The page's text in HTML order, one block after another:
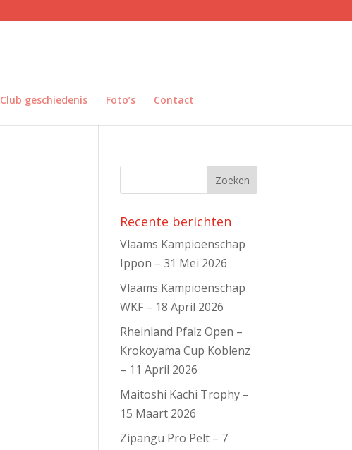
Club geschiedenis Foto’s Contact
Recente berichten
Vlaams Kampioenschap
Ippon – 31 Mei 2026
Vlaams Kampioenschap
WKF – 18 April 2026
Rheinland Pfalz Open –
Krokoyama Cup Koblenz
– 11 April 2026
Maitoshi Kachi Trophy –
15 Maart 2026
Zipangu Pro Pelt – 7